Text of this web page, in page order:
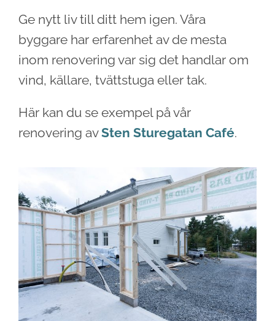
Ge nytt liv till ditt hem igen. Våra
byggare har erfarenhet av de mesta
inom renovering var sig det handlar om
vind, källare, tvättstuga eller tak.
Här kan du se exempel på vår
renovering avSten Sturegatan Café.